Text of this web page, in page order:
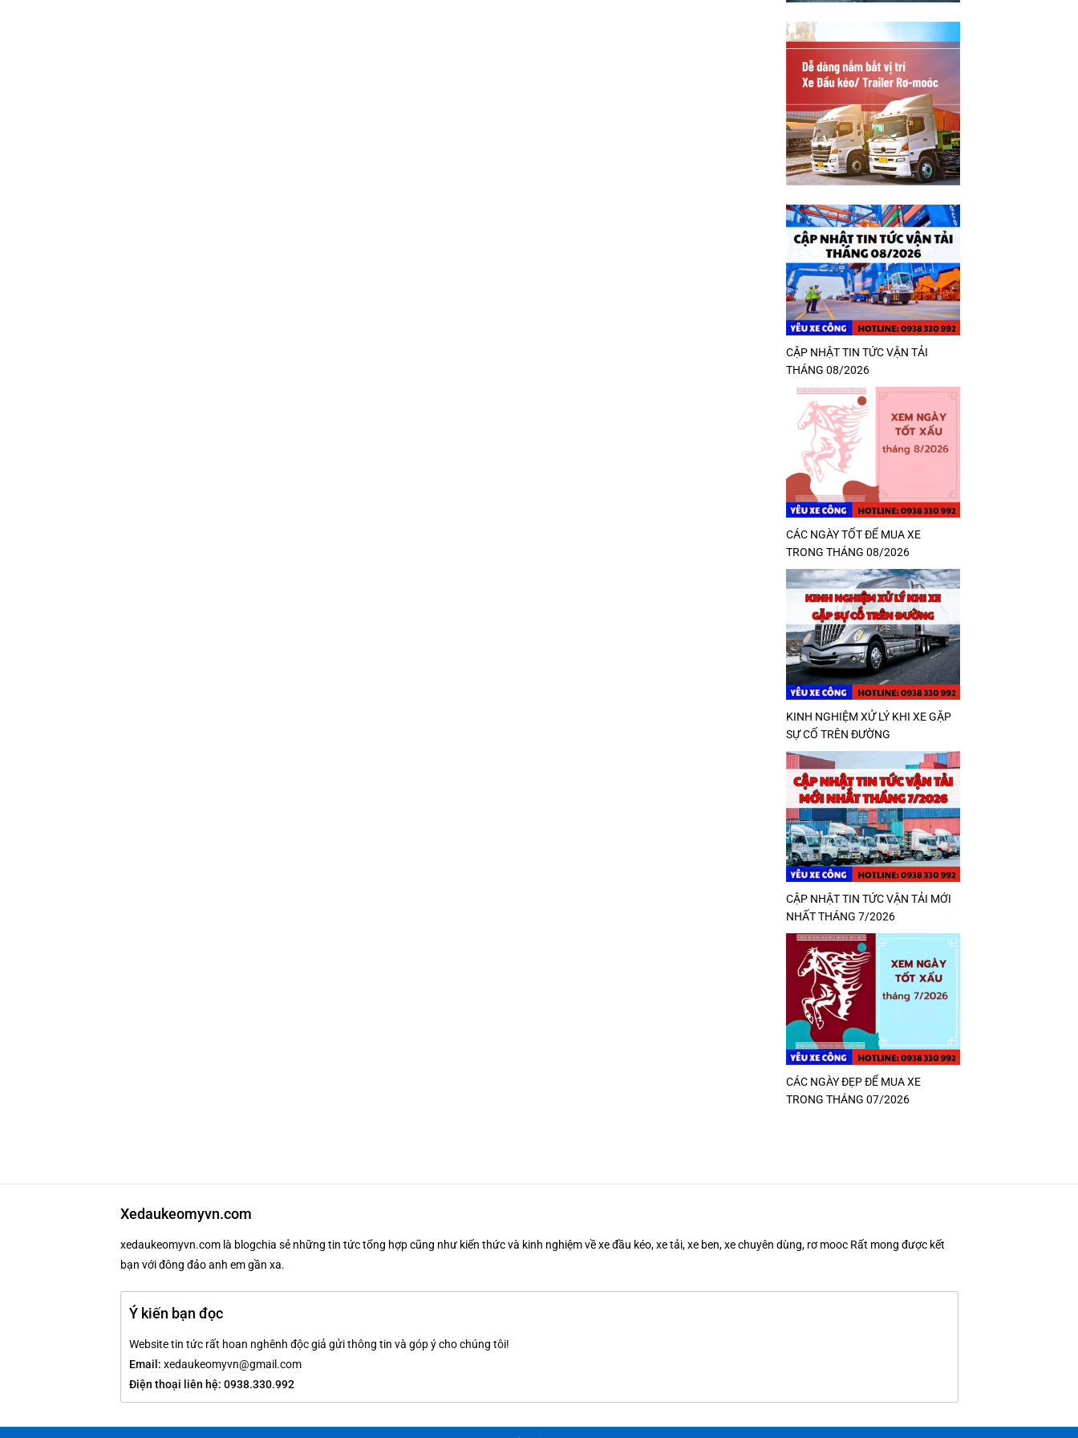
CẬP NHẬT TIN TỨC VẬN TẢI
THÁNG 08/2026
CÁC NGÀY TỐT ĐỂ MUA XE
TRONG THÁNG 08/2026
KINH NGHIỆM XỬ LÝ KHI XE GẶP
SỰ CỐ TRÊN ĐƯỜNG
CẬP NHẬT TIN TỨC VẬN TẢI MỚI
NHẤT THÁNG 7/2026
CÁC NGÀY ĐẸP ĐỂ MUA XE
TRONG THÁNG 07/2026
Xedaukeomyvn.com
xedaukeomyvn.com là blogchia sẻ những tin tức tổng hợp cũng như kiến thức và kinh nghiệm về xe đầu kéo, xe tải, xe ben, xe chuyên dùng, rơ mooc Rất mong được kết
bạn với đông đảo anh em gần xa.
Ý kiến bạn đọc
Website tin tức rất hoan nghênh độc giả gửi thông tin và góp ý cho chúng tôi!
Email: xedaukeomyvn@gmail.com
Điện thoại liên hệ: 0938.330.992